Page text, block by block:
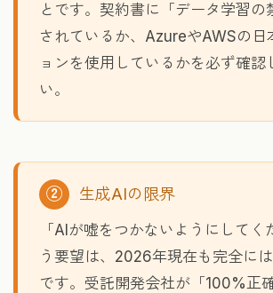
とです。契約書に「データ学習の
されているか、AzureやAWSの日
ョンを使用しているかを必ず確認
い。
② 生成AIの限界
「AIが嘘をつかないようにしてく
う要望は、2026年現在も完全に
です。受託開発会社が「100%正